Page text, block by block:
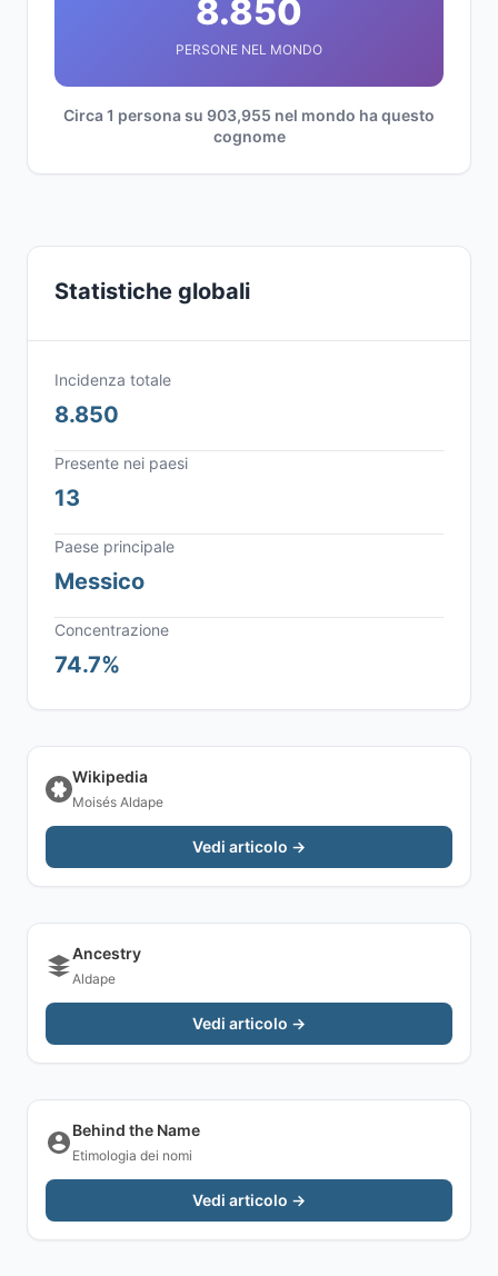
8.850
PERSONE NEL MONDO
Circa 1 persona su 903,955 nel mondo ha questo
cognome
Statistiche globali
Incidenza totale
8.850
Presente nei paesi
13
Paese principale
Messico
Concentrazione
74.7%
Wikipedia
Moisés Aldape
Vedi articolo →
Ancestry
Aldape
Vedi articolo →
Behind the Name
Etimologia dei nomi
Vedi articolo →